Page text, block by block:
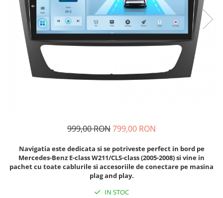
Navigatii Fiat
Navigatii Nissan
Navigatii Citroen
Navigatii Suzuki
Navigatii Mitsubishi
Navigatii Mazda
Navigatii Smart
Navigatii Chevrolet
999,00 RON799,00 RON
Navigatia este dedicata si se potriveste perfect in bord pe
Mercedes-Benz E-class W211/CLS-class (2005-2008) si vine in
pachet cu toate cablurile si accesoriile de conectare pe masina
plag and play.
IN STOC